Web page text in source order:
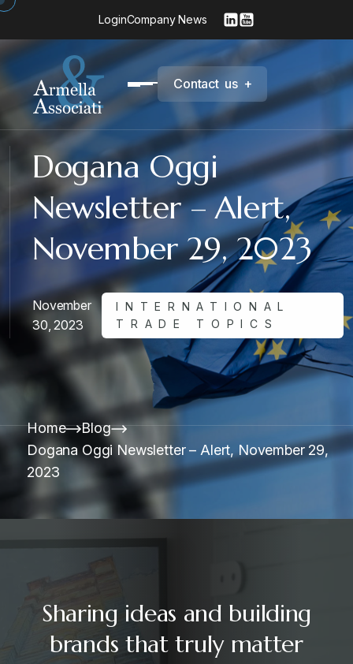
LoginCompany News
Contact us +
Dogana Oggi
Newsletter – Alert,
November 29, 2023
November
30, 2023
INTERNATIONAL
TRADE TOPICS
Home
Blog
Dogana Oggi Newsletter – Alert, November 29,
2023
Sharing ideas and building
brands that truly matter